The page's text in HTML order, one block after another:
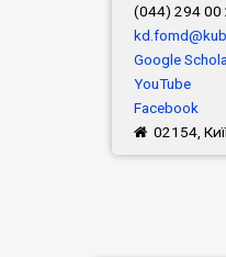
(044) 294 00
Google
YouTube
Facebook
02154,